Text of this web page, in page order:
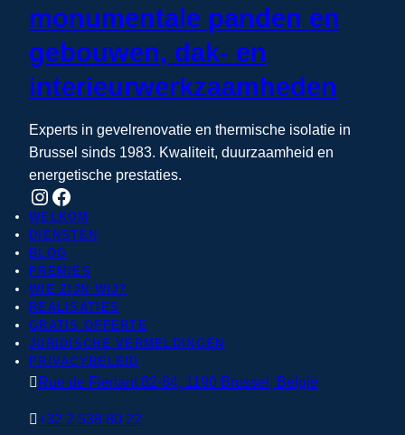
monumentale panden en
gebouwen, dak- en
interieurwerkzaamheden
Experts in gevelrenovatie en thermische isolatie in
Brussel sinds 1983. Kwaliteit, duurzaamheid en
energetische prestaties.
Instagram Facebook
WELKOM
DIENSTEN
BLOG
PREMIES
WIE ZIJN WIJ?
REALISATIES
GRATIS OFFERTE
JURIDISCHE VERMELDINGEN
PRIVACYBELEID
 Rue de Fierlant 82-84, 1190 Brussel, België
+32 2 538 80 22